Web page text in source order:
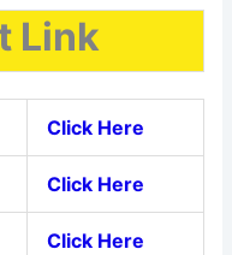
Link
Click Here
Click Here
Click Here